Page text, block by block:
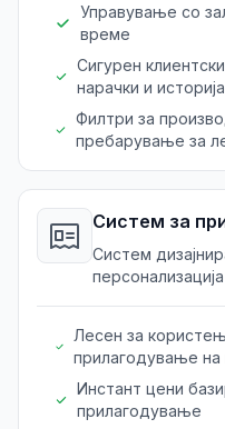
Управување со
време
Сигурен
нарачки и историја
Филтри за
пребарување за
Систем за
производи
Систем
Лесен за
прилагодување на
Инстант цени
прилагодување